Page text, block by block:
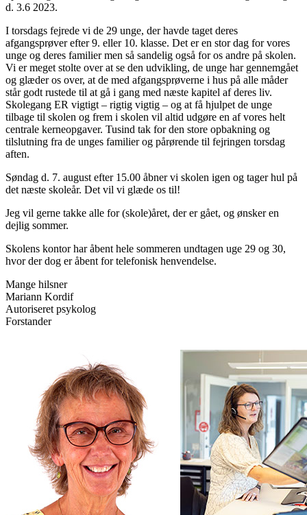
d. 3.6 2023.
I torsdags fejrede vi de 29 unge, der havde taget deres
afgangsprøver efter 9. eller 10. klasse. Det er en stor dag for vores
unge og deres familier men så sandelig også for os andre på skolen.
Vi er meget stolte over at se den udvikling, de unge har gennemgået
og glæder os over, at de med afgangsprøverne i hus på alle måder
står godt rustede til at gå i gang med næste kapitel af deres liv.
Skolegang ER vigtigt – rigtig vigtig – og at få hjulpet de unge
tilbage til skolen og frem i skolen vil altid udgøre en af vores helt
centrale kerneopgaver. Tusind tak for den store opbakning og
tilslutning fra de unges familier og pårørende til fejringen torsdag
aften.
Søndag d. 7. august efter 15.00 åbner vi skolen igen og tager hul på
det næste skoleår. Det vil vi glæde os til!
Jeg vil gerne takke alle for (skole)året, der er gået, og ønsker en
dejlig sommer.
Skolens kontor har åbent hele sommeren undtagen uge 29 og 30,
hvor der dog er åbent for telefonisk henvendelse.
Mange hilsner
Mariann Kordif
Autoriseret psykolog
Forstander